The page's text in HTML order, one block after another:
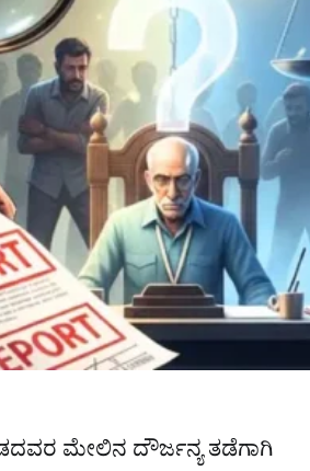
ಮೇಲಿನ ದೌರ್ಜನ್ಯ ತಡೆಗಾಗಿ